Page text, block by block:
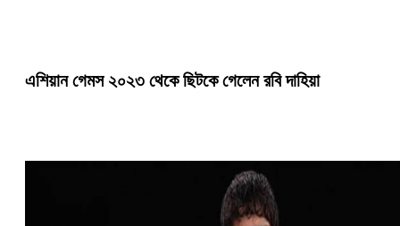
এশিয়ান গেমস ২০২৩ থেকে ছিটকে গেলেন রবি দাহিয়া